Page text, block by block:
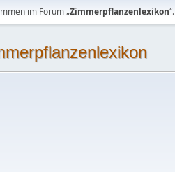
im Forum „Zimmerpflanzenlexikon“.